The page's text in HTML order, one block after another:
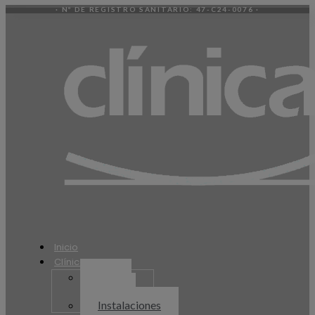
· Nº DE REGISTRO SANITARIO: 47-C24-0076 ·
Inicio
Clínica
Instalaciones